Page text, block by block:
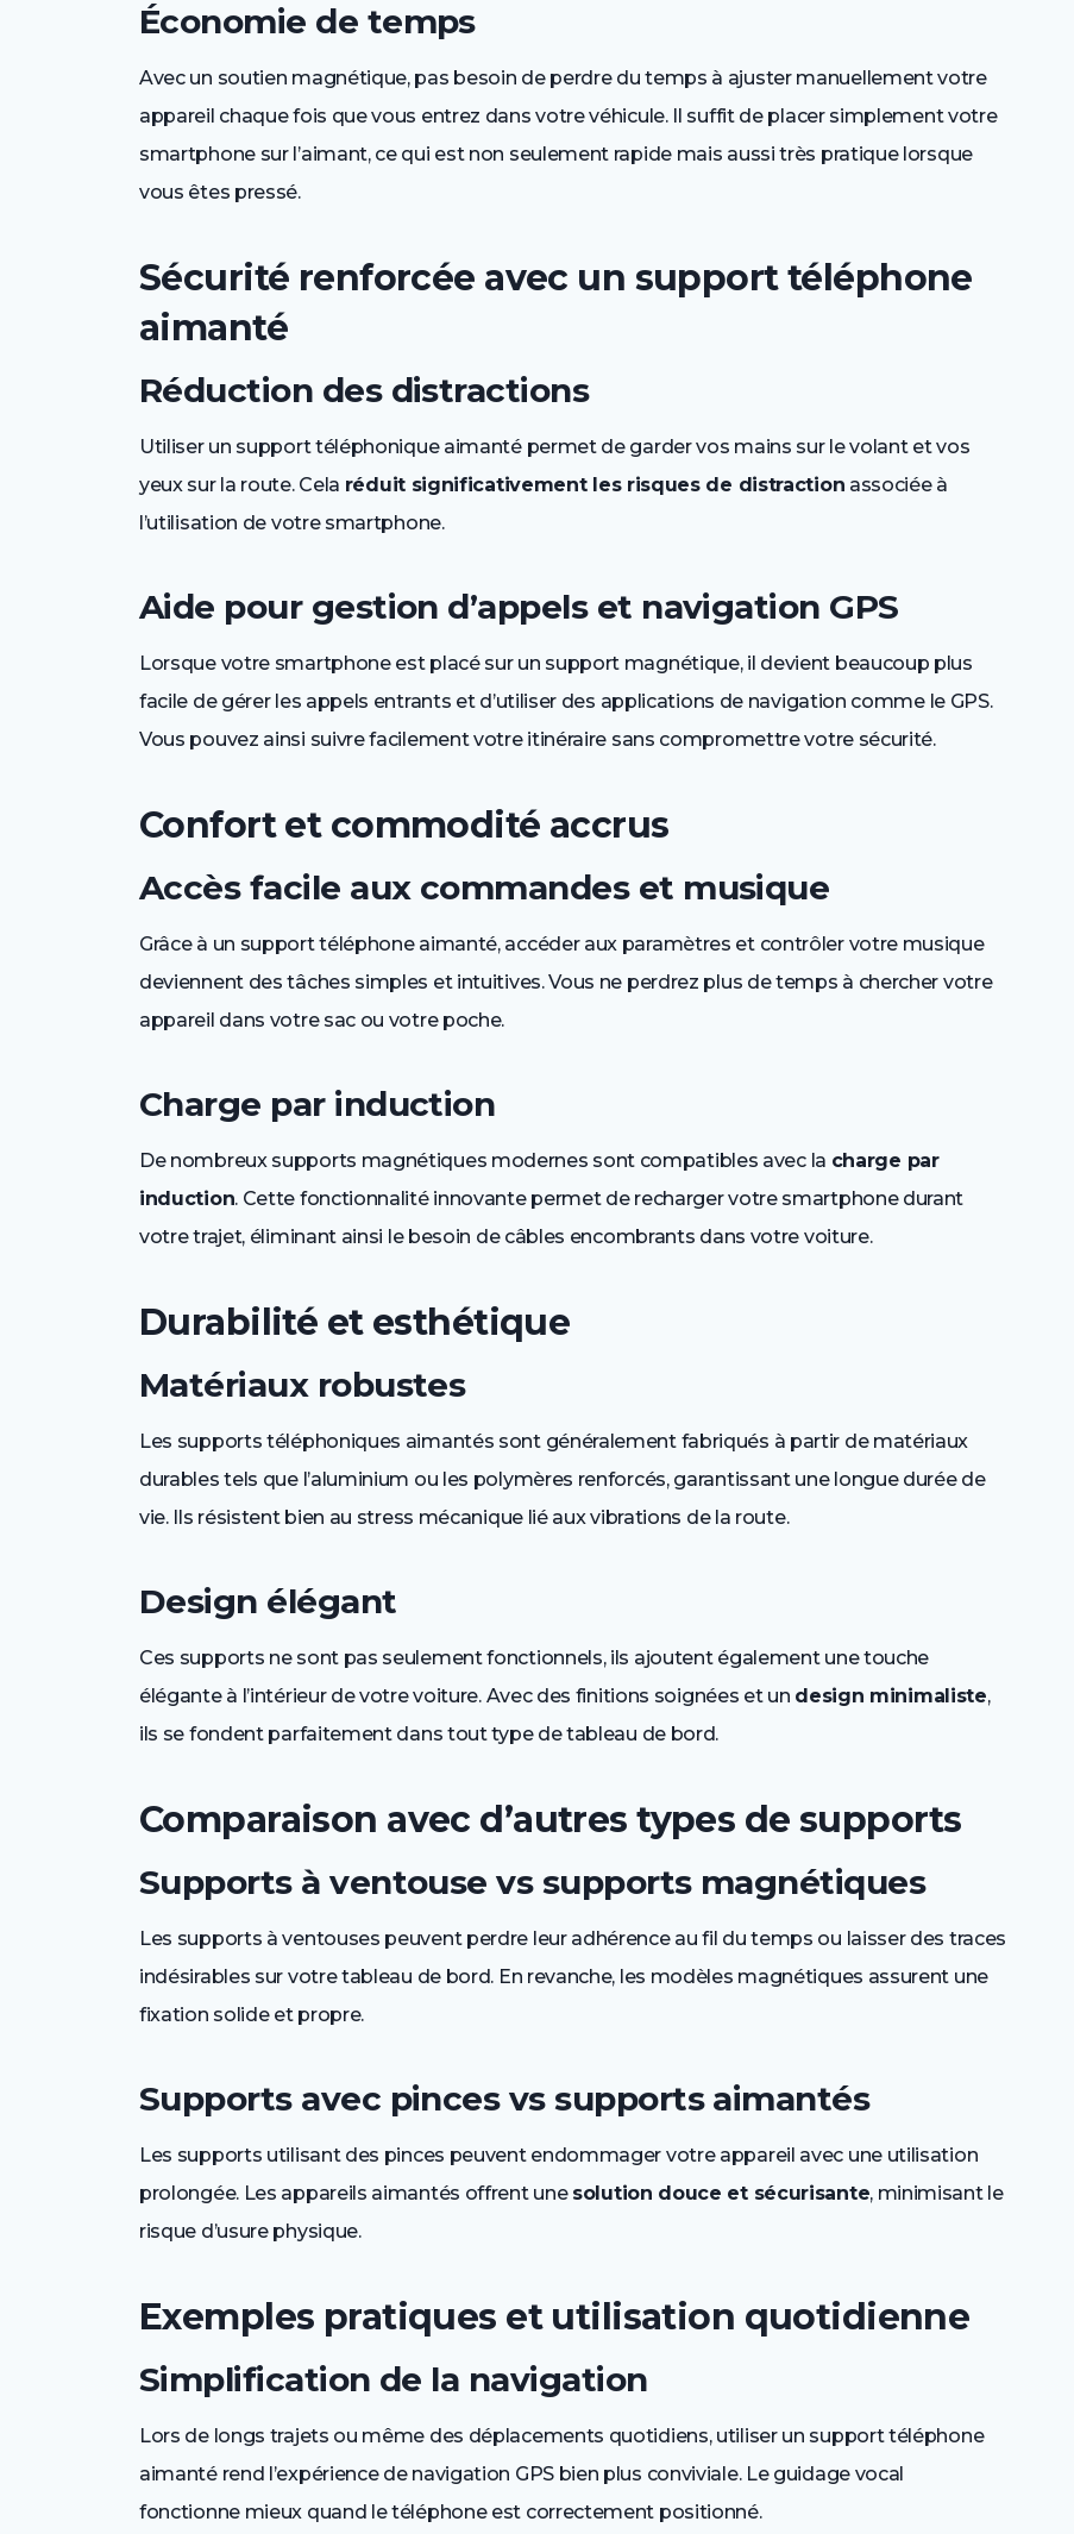
Économie de temps
Avec un soutien magnétique, pas besoin de perdre du temps à ajuster manuellement votre
appareil chaque fois que vous entrez dans votre véhicule. Il suffit de placer simplement votre
smartphone sur l’aimant, ce qui est non seulement rapide mais aussi très pratique lorsque
vous êtes pressé.
Sécurité renforcée avec un support téléphone
aimanté
Réduction des distractions
Utiliser un support téléphonique aimanté permet de garder vos mains sur le volant et vos
yeux sur la route. Cela réduit significativement les risques de distraction associée à
l’utilisation de votre smartphone.
Aide pour gestion d’appels et navigation GPS
Lorsque votre smartphone est placé sur un support magnétique, il devient beaucoup plus
facile de gérer les appels entrants et d’utiliser des applications de navigation comme le GPS.
Vous pouvez ainsi suivre facilement votre itinéraire sans compromettre votre sécurité.
Confort et commodité accrus
Accès facile aux commandes et musique
Grâce à un support téléphone aimanté, accéder aux paramètres et contrôler votre musique
deviennent des tâches simples et intuitives. Vous ne perdrez plus de temps à chercher votre
appareil dans votre sac ou votre poche.
Charge par induction
De nombreux supports magnétiques modernes sont compatibles avec la charge par
induction. Cette fonctionnalité innovante permet de recharger votre smartphone durant
votre trajet, éliminant ainsi le besoin de câbles encombrants dans votre voiture.
Durabilité et esthétique
Matériaux robustes
Les supports téléphoniques aimantés sont généralement fabriqués à partir de matériaux
durables tels que l’aluminium ou les polymères renforcés, garantissant une longue durée de
vie. Ils résistent bien au stress mécanique lié aux vibrations de la route.
Design élégant
Ces supports ne sont pas seulement fonctionnels, ils ajoutent également une touche
élégante à l’intérieur de votre voiture. Avec des finitions soignées et un design minimaliste,
ils se fondent parfaitement dans tout type de tableau de bord.
Comparaison avec d’autres types de supports
Supports à ventouse vs supports magnétiques
Les supports à ventouses peuvent perdre leur adhérence au fil du temps ou laisser des traces
indésirables sur votre tableau de bord. En revanche, les modèles magnétiques assurent une
fixation solide et propre.
Supports avec pinces vs supports aimantés
Les supports utilisant des pinces peuvent endommager votre appareil avec une utilisation
prolongée. Les appareils aimantés offrent une solution douce et sécurisante, minimisant le
risque d’usure physique.
Exemples pratiques et utilisation quotidienne
Simplification de la navigation
Lors de longs trajets ou même des déplacements quotidiens, utiliser un support téléphone
aimanté rend l’expérience de navigation GPS bien plus conviviale. Le guidage vocal
fonctionne mieux quand le téléphone est correctement positionné.